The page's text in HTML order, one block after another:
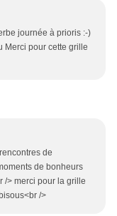
journée à prioris :-)
Merci pour cette grille
de
de bonheurs
/> merci pour la grille
/>